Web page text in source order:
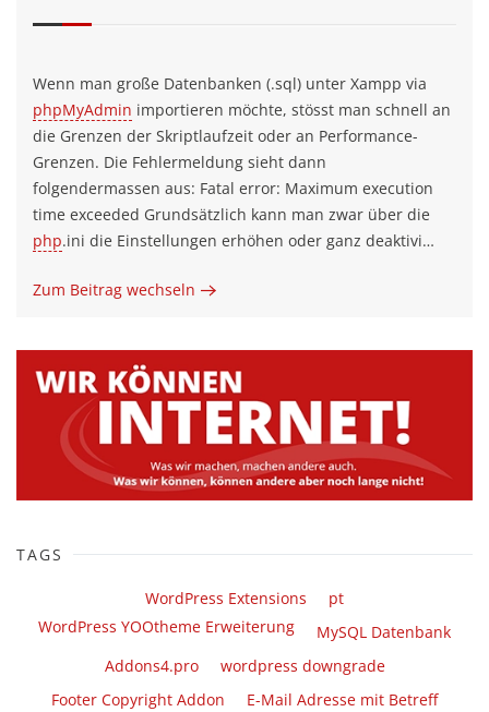
Wenn man große Datenbanken (.sql) unter Xampp via
phpMyAdmin importieren möchte, stösst man schnell an
die Grenzen der Skriptlaufzeit oder an Performance-
Grenzen. Die Fehlermeldung sieht dann
folgendermassen aus: Fatal error: Maximum execution
time exceeded Grundsätzlich kann man zwar über die
php.ini die Einstellungen erhöhen oder ganz deaktivi…
Zum Beitrag wechseln
TAGS
WordPress Extensions
pt
WordPress YOOtheme Erweiterung
MySQL Datenbank
Addons4.pro
wordpress downgrade
Footer Copyright Addon
E-Mail Adresse mit Betreff